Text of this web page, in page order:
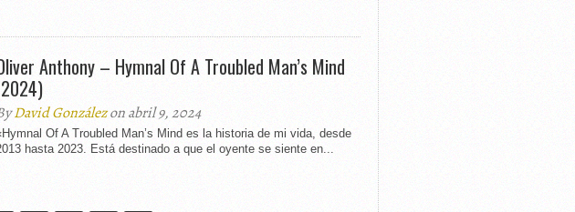
Anthony – Hymnal Of A Troubled Man’s Mind
David Gonzálezon abril 9, 2024
Of A Troubled Man’s Mind es la historia de mi vida, desde
hasta 2023. Está destinado a que el oyente se siente en...